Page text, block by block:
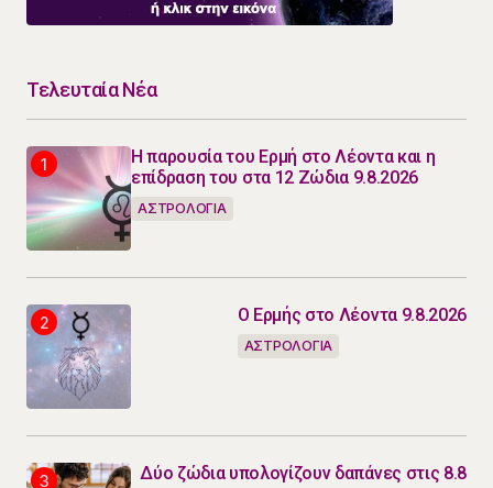
Τελευταία Νέα
Η παρουσία του Ερμή στο Λέοντα και η
επίδραση του στα 12 Ζώδια 9.8.2026
ΑΣΤΡΟΛΟΓΙΑ
Ο Ερμής στο Λέοντα 9.8.2026
ΑΣΤΡΟΛΟΓΙΑ
Δύο ζώδια υπολογίζουν δαπάνες στις 8.8